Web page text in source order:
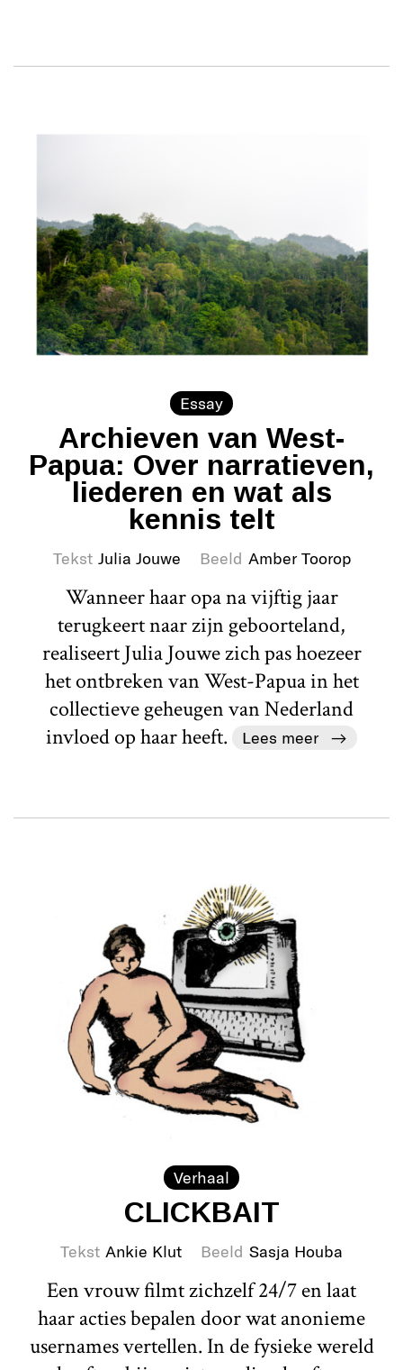
Essay
Archieven van West-
Papua: Over narratieven,
liederen en wat als
kennis telt
Tekst Julia Jouwe Beeld Amber Toorop
Wanneer haar opa na vijftig jaar
terugkeert naar zijn geboorteland,
realiseert Julia Jouwe zich pas hoezeer
het ontbreken van West-Papua in het
collectieve geheugen van Nederland
invloed op haar heeft.
Lees meer
Verhaal
CLICKBAIT
Tekst Ankie Klut Beeld Sasja Houba
Een vrouw filmt zichzelf 24/7 en laat
haar acties bepalen door wat anonieme
usernames vertellen. In de fysieke wereld